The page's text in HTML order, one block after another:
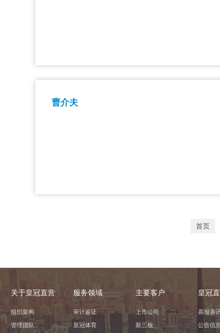
曹介夫
首页
关于皇冠直营
组织架构
管理团队
服务领域
审计鉴证
皇冠体育
主要客户
上市公司
新三板
皇冠
喜报喜
公告信